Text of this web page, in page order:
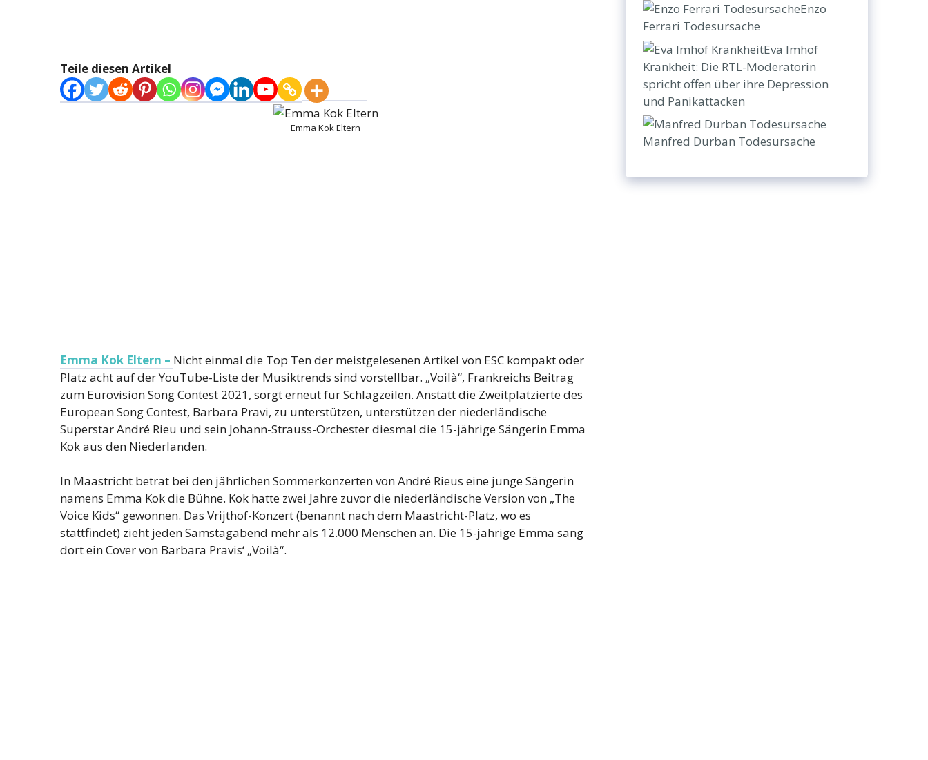
Teile diesen Artikel
Emma Kok Eltern
Emma Kok Eltern – Nicht einmal die Top Ten der meistgelesenen Artikel von ESC kompakt oder
Platz acht auf der YouTube-Liste der Musiktrends sind vorstellbar. „Voilà“, Frankreichs Beitrag
zum Eurovision Song Contest 2021, sorgt erneut für Schlagzeilen. Anstatt die Zweitplatzierte des
European Song Contest, Barbara Pravi, zu unterstützen, unterstützen der niederländische
Superstar André Rieu und sein Johann-Strauss-Orchester diesmal die 15-jährige Sängerin Emma
Kok aus den Niederlanden.
In Maastricht betrat bei den jährlichen Sommerkonzerten von André Rieus eine junge Sängerin
namens Emma Kok die Bühne. Kok hatte zwei Jahre zuvor die niederländische Version von „The
Voice Kids“ gewonnen. Das Vrijthof-Konzert (benannt nach dem Maastricht-Platz, wo es
stattfindet) zieht jeden Samstagabend mehr als 12.000 Menschen an. Die 15-jährige Emma sang
dort ein Cover von Barbara Pravis‘ „Voilà“.
Enzo
Ferrari Todesursache
Eva Imhof
Krankheit: Die RTL-Moderatorin
spricht offen über ihre Depression
und Panikattacken
Manfred Durban Todesursache